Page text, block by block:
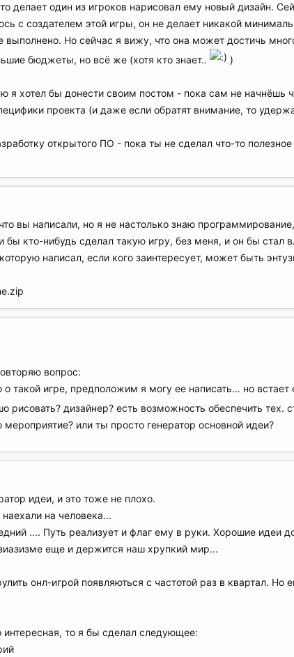
делает один из игроков нарисовал ему новый дизайн.
с создателем этой игры, он не делает никакой
выполнено. Но сейчас я вижу, что она может достичь
бюджеты, но всё же (хотя кто знает..
)
я хотел бы донести своим постом - пока сам не начнёшь
проекта (и даже если обратят внимание, то
открытого ПО - пока ты не сделал что-то
вы написали, но я не настолько знаю
бы кто-нибудь сделал такую игру, без меня, и он бы стал
написал, если кого заинтересует, может быть
вопрос:
такой игре, предположим я могу ее написать... но
рисовать? дизайнер? есть возможность обеспечить
мероприятие? или ты просто генератор основной идеи?
идеи, и это тоже не плохо.
на человека...
.... Путь реализует и флаг ему в руки. Хорошие идеи
еще и держится наш хрупкий мир...
онл-игрой появляються с частотой раз в квартал.
интересная, то я бы сделал следующее: